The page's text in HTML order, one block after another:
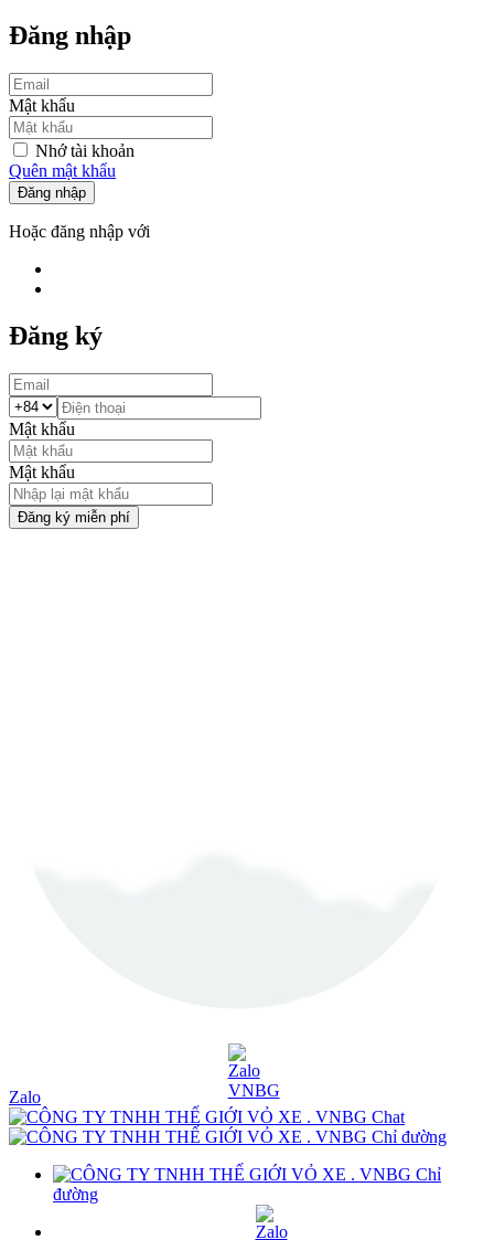
Đăng nhập
Mật khẩu
Nhớ tài khoản
Quên mật khẩu
Đăng nhập
Hoặc đăng nhập với
Đăng ký
Mật khẩu
Mật khẩu
Đăng ký miễn phí
Zalo
Chat
Chỉ đường
Chỉ
đường